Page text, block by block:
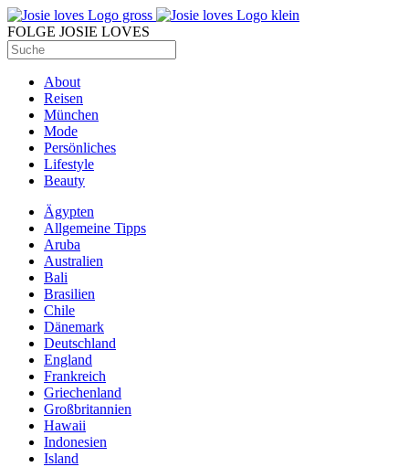
FOLGE JOSIE LOVES
About
Reisen
München
Mode
Persönliches
Lifestyle
Beauty
Ägypten
Allgemeine Tipps
Aruba
Australien
Bali
Brasilien
Chile
Dänemark
Deutschland
England
Frankreich
Griechenland
Großbritannien
Hawaii
Indonesien
Island